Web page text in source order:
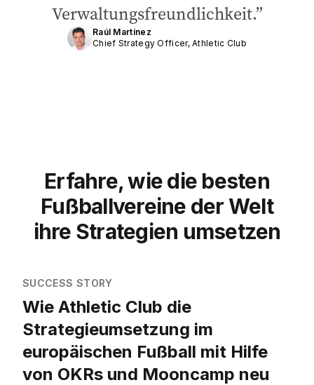
Verwaltungsfreundlichkeit.
Raúl Martínez
Chief Strategy Officer, Athletic Club
Erfahre, wie die besten
Fußballvereine der Welt
ihre Strategien umsetzen
SUCCESS STORY
Wie Athletic Club die
Strategieumsetzung im
europäischen Fußball mit Hilfe
von OKRs und Mooncamp neu